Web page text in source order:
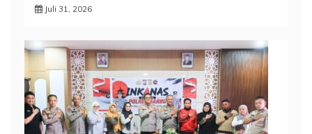
Juli 31, 2026